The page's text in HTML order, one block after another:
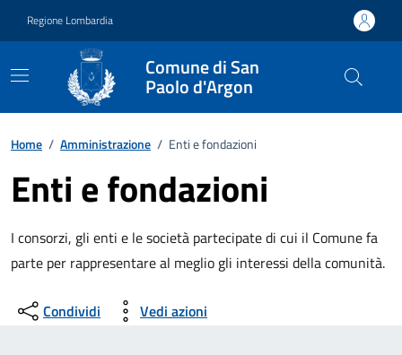
Regione Lombardia
Comune di San
Paolo d'Argon
Home / Amministrazione / Enti e fondazioni
Enti e fondazioni
I consorzi, gli enti e le società partecipate di cui il Comune fa
parte per rappresentare al meglio gli interessi della comunità.
Condividi Vedi azioni